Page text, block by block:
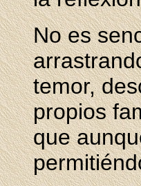
No es
temor,
propios
que